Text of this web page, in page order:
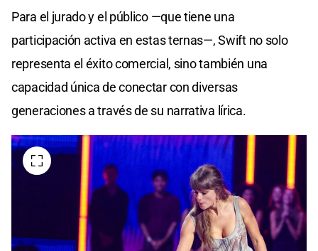
Para el jurado y el público —que tiene una
participación activa en estas ternas—, Swift no solo
representa el éxito comercial, sino también una
capacidad única de conectar con diversas
generaciones a través de su narrativa lírica.